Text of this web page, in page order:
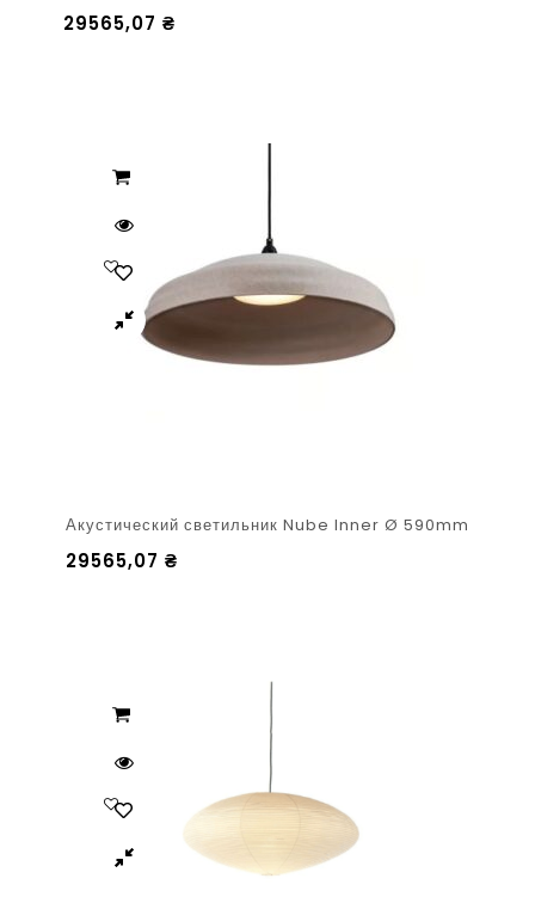
29565,07 ₴
Акустический светильник Nube Inner Ø 590mm
29565,07 ₴